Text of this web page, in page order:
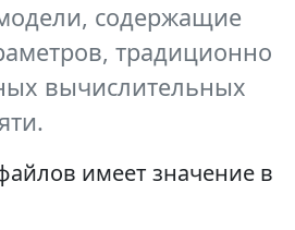
содержащие
традиционно
вычислительных
имеет значение в